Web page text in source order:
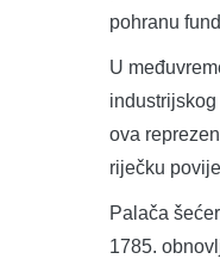
pohranu
U
ova
riječku
Palača
1785.